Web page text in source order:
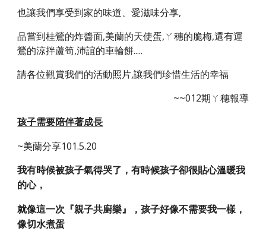
也讓我們享受到家的味道、愛滋味分享,
品嘗到桂鶯的炸醬面,美蘭的天使蛋,ㄚ穗的脆梅,還有運
鶯的涼拌蘆筍,沛誼的車輪餅.....
請各位觀賞我們的活動照片,讓我們珍惜生活的幸福
~~012期ㄚ穗報導
孩子需要陪伴著成長
~美蘭分享101.5.20
我有時候被孩子氣得哭了，有時候孩子卻很貼心溫暖我
的心，
就像這一次『親子共廚樂』，孩子好像不需要我一樣，
像切水煮蛋